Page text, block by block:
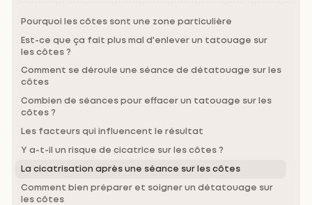
Pourquoi les côtes sont une zone particulière
Est-ce que ça fait plus mal d'enlever un tatouage sur
les côtes ?
Comment se déroule une séance de détatouage sur les
côtes
Combien de séances pour effacer un tatouage sur les
côtes ?
Les facteurs qui influencent le résultat
Y a-t-il un risque de cicatrice sur les côtes ?
La cicatrisation après une séance sur les côtes
Comment bien préparer et soigner un détatouage sur
les côtes